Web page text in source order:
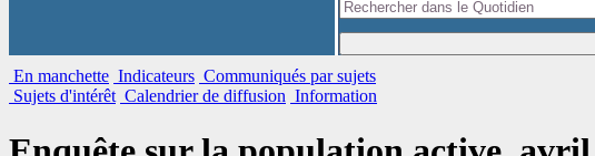
En manchette Indicateurs Communiqués par sujets
Sujets d'intérêt Calendrier de diffusion Information